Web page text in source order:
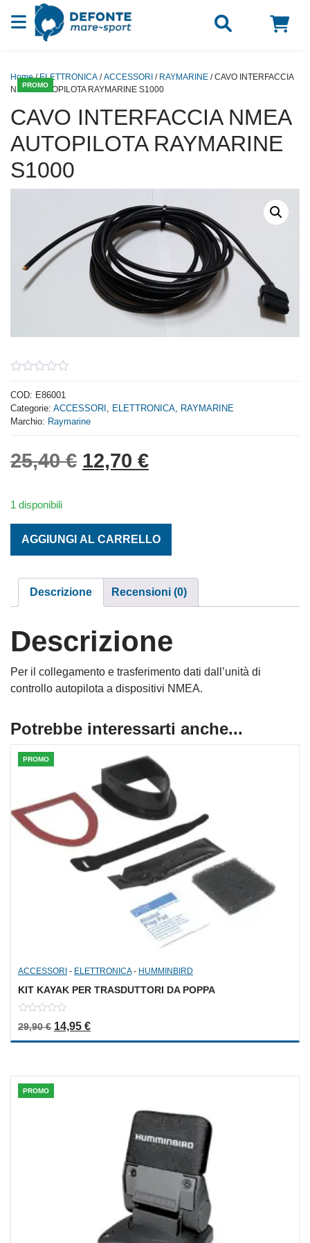
Vai al contenuto
PROMO
Home/ELETTRONICA /ACCESSORI / RAYMARINE / CAVO INTERFACCIA
NMEA AUTOPILOTA RAYMARINE S1000
CAVO INTERFACCIA NMEA
AUTOPILOTA RAYMARINE
S1000
out
of
5
COD: E86001
Categorie: ACCESSORI ELETTRONICA
RAYMARINE
Marchio: Raymarine
25,40€ Il prezzo originale era:
12,70 €Il prezzo attuale
1 disponibili
AGGIUNGI AL CARRELLO
Descrizione Recensioni (0)
Descrizione
Per il collegamento e trasferimento dati dall’unità di
controllo autopilota a dispositivi NMEA.
Potrebbe interessarti anche...
PROMO
ACCESSORI - ELETTRONICA- HUMMINBIRD
KIT KAYAK PER TRASDUTTORI DA POPPA
out
of
29,90€ Il prezzo originale era: 29,90 €.
14,95 €Il prezzo attuale è: 14,95 €.
PROMO